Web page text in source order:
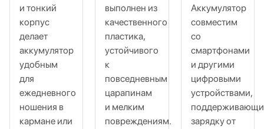
и тонкий
корпус
делает
аккумулятор
удобным
для
ежедневного
ношения в
кармане или
выполнен из
качественного
пластика,
устойчивого
к
повседневным
царапинам
и мелким
повреждениям.
Аккумулятор
совместим
со
смартфонами
и другими
цифровыми
устройствами,
зарядку от